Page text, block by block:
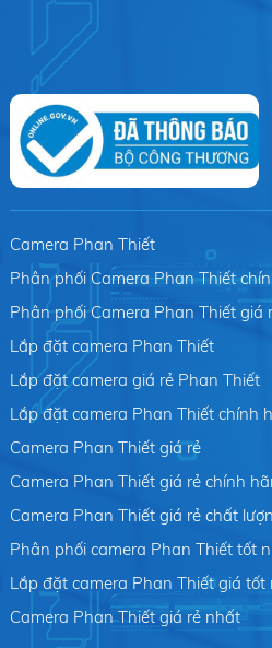
Camera Phan Thiết
Phân phối Camera Phan Thiết
Phân phối Camera Phan Thiết giá
Lắp đặt camera Phan Thiết
Lắp đặt camera giá rẻ Phan Thiết
Lắp đặt camera Phan Thiết chính
Camera Phan Thiết giá rẻ
Camera Phan Thiết giá rẻ chính
Camera Phan Thiết giá rẻ chất
Phân phối camera Phan Thiết tốt
Lắp đặt camera Phan Thiết giá tốt
Camera Phan Thiết giá rẻ nhất